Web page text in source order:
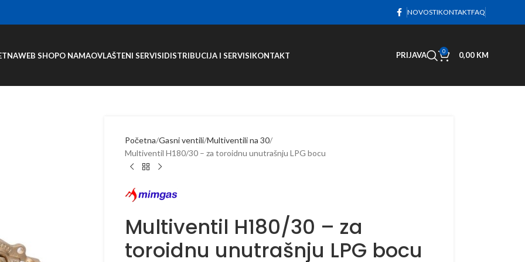
NOVOSTIKONTAKTFAQ
WEB SHOPO NAMAOVLAŠTENI SERVISIDISTRIBUCIJA I SERVISIKONTAKT PRIJAVA 0 0,00 KM
Početna Gasni ventili Multiventili na 30
Multiventil H180/30 – za toroidnu unutrašnju LPG bocu
Multiventil H180/30 – za
toroidnu unutrašnju LPG bocu